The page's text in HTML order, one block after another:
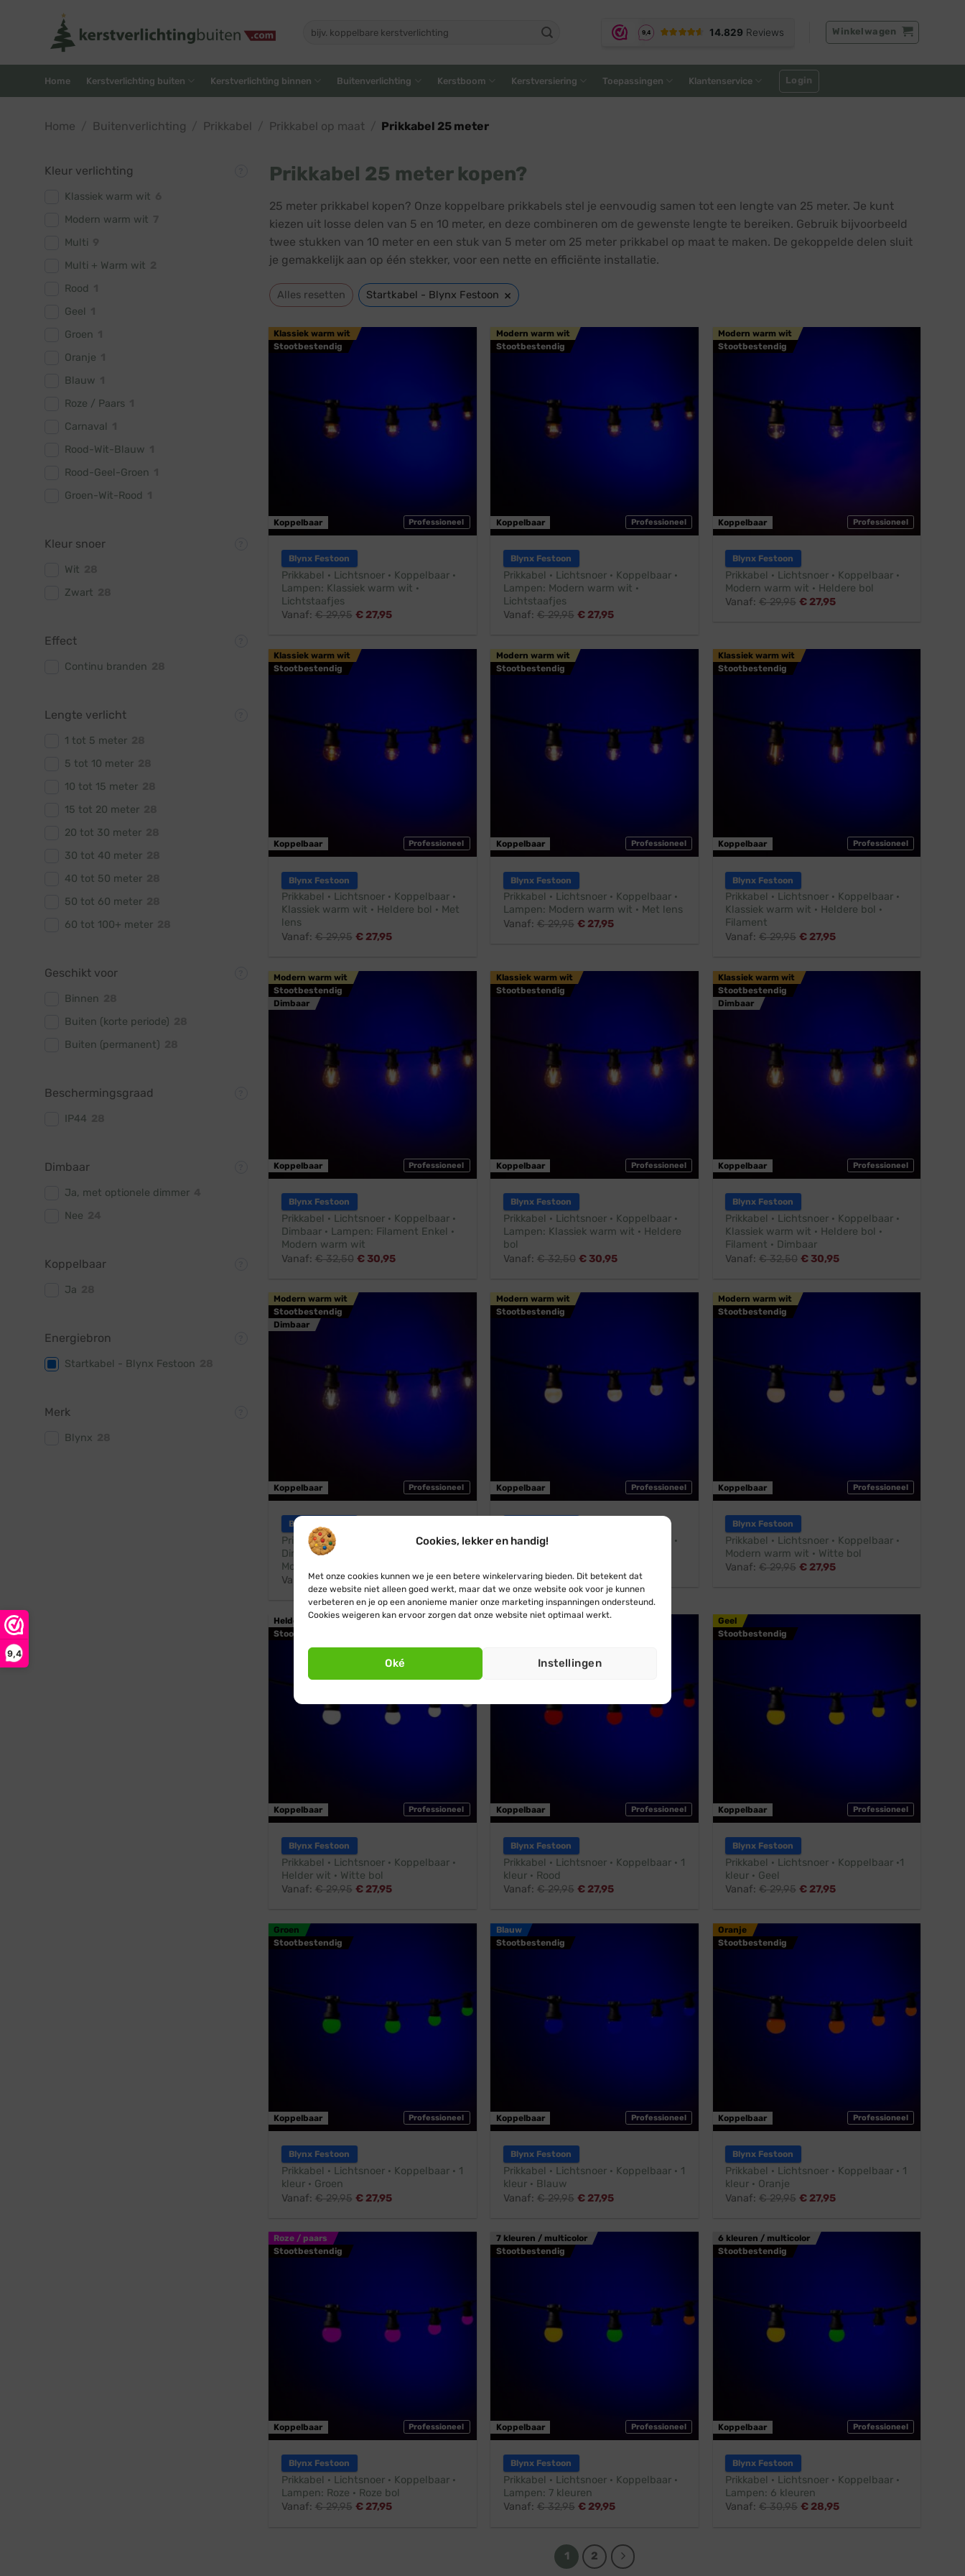
Cookies, lekker en handig!
Met onze cookies kunnen we je een betere winkelervaring bieden. Dit betekent dat
deze website niet alleen goed werkt, maar dat we onze website ook voor je kunnen
verbeteren en je op een anonieme manier onze marketing inspanningen ondersteund.
Cookies weigeren kan ervoor zorgen dat onze website niet optimaal werkt.
Oké Instellingen
9,4
naar:
Winkelwagen
Home Kerstverlichting buiten Kerstverlichting binnen Buitenverlichting Kerstboom Kerstversiering Toepassingen Klantenservice Login
Home Buitenverlichting Prikkabel Prikkabel op maat Prikkabel 25 meter
Kleur verlichting
Klassiek warm wit
Modern warm wit
Multi
Multi + Warm wit
Rood
Geel
Groen
Oranje
Blauw
Roze / Paars
Carnaval
Rood-Wit-Blauw
Rood-Geel-Groen
Groen-Wit-Rood
Kleur snoer
Wit
Zwart
Effect
Continu branden
Lengte verlicht
1 tot 5 meter
5 tot 10 meter
10 tot 15 meter
15 tot 20 meter
20 tot 30 meter
30 tot 40 meter
40 tot 50 meter
50 tot 60 meter
60 tot 100+ meter
Geschikt voor
Binnen
Buiten (korte periode)
Buiten (permanent)
Beschermingsgraad
IP44
Dimbaar
Ja, met optionele dimmer
Nee
Koppelbaar
Ja
Energiebron
Startkabel - Blynx Festoon
Merk
Blynx
Prikkabel 25 meter kopen?
25 meter prikkabel kopen? Onze koppelbare prikkabels stel je eenvoudig samen tot een lengte van 25 meter. Je kunt
kiezen uit losse delen van 5 en 10 meter, en deze combineren om de gewenste lengte te bereiken. Gebruik bijvoorbeeld
twee stukken van 10 meter en een stuk van 5 meter om 25 meter prikkabel op maat te maken. De gekoppelde delen sluit
je gemakkelijk aan op één stekker, voor een nette en efficiënte installatie.
Alles resetten Startkabel - Blynx Festoon ×
Professioneel
Klassiek warm wit
Stootbestendig
Koppelbaar
Blynx Festoon
Prikkabel · Lichtsnoer · Koppelbaar ·
Lampen: Klassiek warm wit ·
Lichtstaafjes
Vanaf: €29,95 €27,95
Professioneel
Modern warm wit
Stootbestendig
Koppelbaar
Blynx Festoon
Prikkabel · Lichtsnoer · Koppelbaar ·
Lampen: Modern warm wit ·
Lichtstaafjes
Vanaf: €29,95 € 27,95
Professioneel
Modern warm wit
Stootbestendig
Koppelbaar
Blynx Festoon
Prikkabel · Lichtsnoer · Koppelbaar ·
Modern warm wit · Heldere bol
Vanaf: €29,95 € 27,95
Professioneel
Klassiek warm wit
Stootbestendig
Koppelbaar
Blynx Festoon
Prikkabel · Lichtsnoer · Koppelbaar ·
Klassiek warm wit · Heldere bol · Met
lens
Vanaf: €29,95 €27,95
Professioneel
Modern warm wit
Stootbestendig
Koppelbaar
Blynx Festoon
Prikkabel · Lichtsnoer · Koppelbaar ·
Lampen: Modern warm wit · Met lens
Vanaf: €29,95 € 27,95
Professioneel
Klassiek warm wit
Stootbestendig
Koppelbaar
Blynx Festoon
Prikkabel · Lichtsnoer · Koppelbaar ·
Klassiek warm wit · Heldere bol ·
Filament
Vanaf: €29,95 € 27,95
Professioneel
Modern warm wit
Stootbestendig
Dimbaar
Koppelbaar
Blynx Festoon
Prikkabel · Lichtsnoer · Koppelbaar ·
Dimbaar · Lampen: Filament Enkel ·
Modern warm wit
Vanaf: €32,50 €30,95
Professioneel
Klassiek warm wit
Stootbestendig
Koppelbaar
Blynx Festoon
Prikkabel · Lichtsnoer · Koppelbaar ·
Lampen: Klassiek warm wit · Heldere
bol
Vanaf: €32,50 €30,95
Professioneel
Klassiek warm wit
Stootbestendig
Dimbaar
Koppelbaar
Blynx Festoon
Prikkabel · Lichtsnoer · Koppelbaar ·
Klassiek warm wit · Heldere bol ·
Filament · Dimbaar
Vanaf: €32,50 €30,95
Professioneel
Modern warm wit
Stootbestendig
Dimbaar
Koppelbaar
Blynx Festoon
Prikkabel · Lichtsnoer · Koppelbaar ·
Dimbaar · Lampen: Filament Dubbel ·
Modern warm wit
Vanaf:€32,50 €30,95
Professioneel
Modern warm wit
Stootbestendig
Koppelbaar
Prikkabel · Lichtsnoer · Koppelbaar ·
Professioneel
Modern warm wit
Stootbestendig
Koppelbaar
Blynx Festoon
Prikkabel · Lichtsnoer · Koppelbaar ·
Modern warm wit · Witte bol
Vanaf: €29,95 € 27,95
Helder wit
Stootbestendig
Professioneel
Koppelbaar
Blynx Festoon
Prikkabel · Lichtsnoer · Koppelbaar ·
Helder wit · Witte bol
Vanaf: €29,95 €27,95
Rood
Professioneel
Koppelbaar
Blynx Festoon
Prikkabel · Lichtsnoer · Koppelbaar · 1
kleur · Rood
Vanaf: €29,95 € 27,95
Geel
Stootbestendig
Professioneel
Koppelbaar
Blynx Festoon
Prikkabel · Lichtsnoer · Koppelbaar ·1
kleur · Geel
Vanaf: €29,95 € 27,95
Groen
Stootbestendig
Professioneel
Koppelbaar
Blynx Festoon
Prikkabel · Lichtsnoer · Koppelbaar · 1
kleur · Groen
Vanaf: €29,95 €27,95
Blauw
Stootbestendig
Professioneel
Koppelbaar
Blynx Festoon
Prikkabel · Lichtsnoer · Koppelbaar · 1
kleur · Blauw
Vanaf: €29,95 € 27,95
Oranje
Stootbestendig
Professioneel
Koppelbaar
Blynx Festoon
Prikkabel · Lichtsnoer · Koppelbaar · 1
kleur · Oranje
Vanaf: €29,95 € 27,95
Roze / paars
Stootbestendig
Professioneel
Koppelbaar
Blynx Festoon
Prikkabel · Lichtsnoer · Koppelbaar ·
Lampen: Roze · Roze bol
Vanaf: €29,95 €27,95
7 kleuren / multicolor
Stootbestendig
Professioneel
Koppelbaar
Blynx Festoon
Prikkabel · Lichtsnoer · Koppelbaar ·
Lampen: 7 kleuren
Vanaf: €32,95 € 29,95
6 kleuren / multicolor
Stootbestendig
Professioneel
Koppelbaar
Blynx Festoon
Prikkabel · Lichtsnoer · Koppelbaar ·
Lampen: 6 kleuren
Vanaf: €30,95 € 28,95
1 2